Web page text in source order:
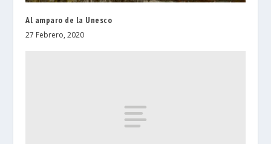
Al amparo de la Unesco
27 Febrero, 2020